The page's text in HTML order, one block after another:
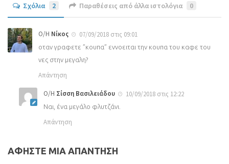
Σχόλια 2 Παραθέσεις από άλλα ιστολόγια 0
Ο/Η Νίκος 07/09/2018 στις 09:01
οταν γραφετε ”κουπα” εννοειται την κουπα του καφε του
νες στην μεγαλη?
Απάντηση
Ο/Η Σίσση Βασιλειάδου 10/09/2018 στις 12:22
Ναι, ένα μεγάλο φλυτζάνι.
Απάντηση
ΑΦΗΣΤΕ ΜΙΑ ΑΠΑΝΤΗΣΗ